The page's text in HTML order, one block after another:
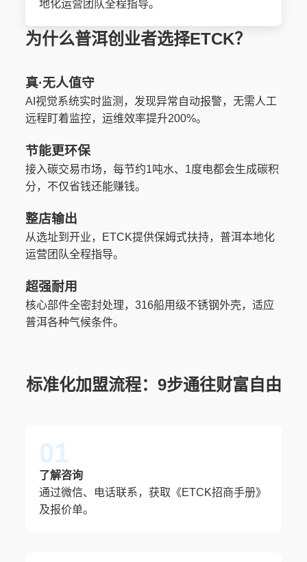
地化运营团队全程指导。
为什么普洱创业者选择ETCK？
真·无人值守
AI视觉系统实时监测，发现异常自动报警，无需人工
远程盯着监控，运维效率提升200%。
节能更环保
接入碳交易市场，每节约1吨水、1度电都会生成碳积
分，不仅省钱还能赚钱。
整店输出
从选址到开业，ETCK提供保姆式扶持，普洱本地化
运营团队全程指导。
超强耐用
核心部件全密封处理，316船用级不锈钢外壳，适应
普洱各种气候条件。
标准化加盟流程：9步通往财富自由
01
了解咨询
通过微信、电话联系，获取《ETCK招商手册》
及报价单。